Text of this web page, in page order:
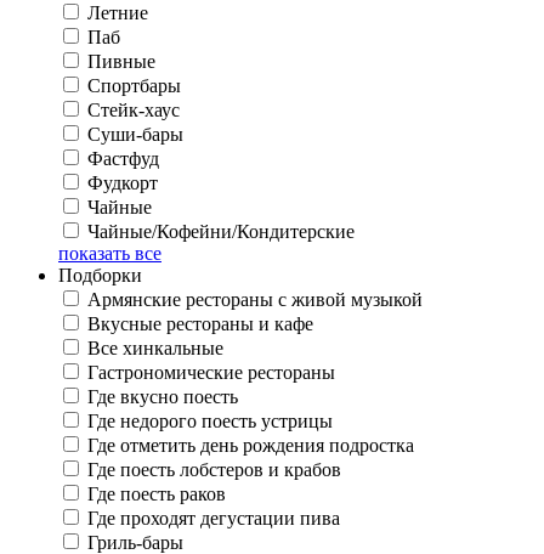
Летние
Паб
Пивные
Спортбары
Стейк-хаус
Суши-бары
Фастфуд
Фудкорт
Чайные
Чайные/Кофейни/Кондитерские
показать все
Подборки
Армянские рестораны с живой музыкой
Вкусные рестораны и кафе
Все хинкальные
Гастрономические рестораны
Где вкусно поесть
Где недорого поесть устрицы
Где отметить день рождения подростка
Где поесть лобстеров и крабов
Где поесть раков
Где проходят дегустации пива
Гриль-бары